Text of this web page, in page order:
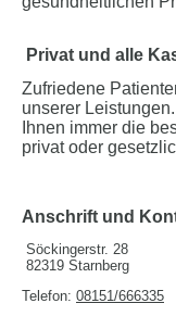
Privat und alle
Zufriedene
unserer
Ihnen immer die
privat oder
Anschrift und
Söckingerstr. 28
82319 Starnberg
Telefon: 08151/666335